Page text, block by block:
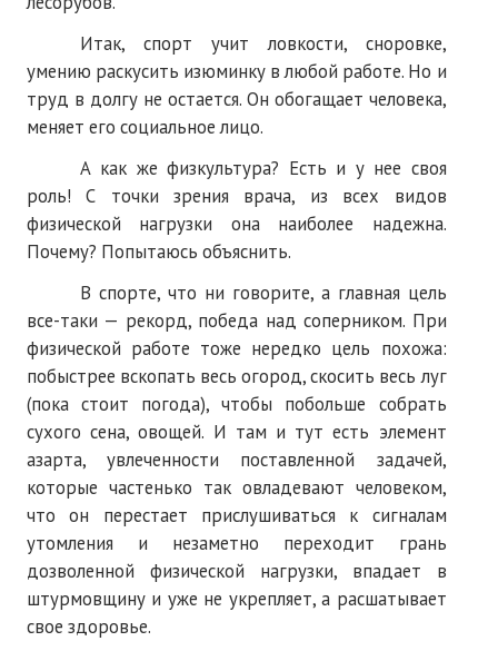
Итак, спорт учит ловкости, сноровке,
умению раскусить изюминку в любой работе. Но и
труд в долгу не остается. Он обогащает человека,
меняет его социальное лицо.
А как же физкультура? Есть и у нее своя
роль! С точки зрения врача, из всех видов
физической нагрузки она наиболее надежна.
Почему? Попытаюсь объяснить.
В спорте, что ни говорите, а главная цель
все-таки — рекорд, победа над соперником. При
физической работе тоже нередко цель похожа:
побыстрее вскопать весь огород, скосить весь луг
(пока стоит погода), чтобы побольше собрать
сухого сена, овощей. И там и тут есть элемент
азарта, увлеченности поставленной задачей,
которые частенько так овладевают человеком,
что он перестает прислушиваться к сигналам
утомления и незаметно переходит грань
дозволенной физической нагрузки, впадает в
штурмовщину и уже не укрепляет, а расшатывает
свое здоровье.